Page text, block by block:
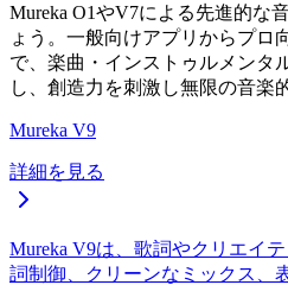
Mureka O1やV7による先進的な
ょう。一般向けアプリからプロ
で、楽曲・インストゥルメンタ
し、創造力を刺激し無限の音楽
Mureka V9
詳細を見る
Mureka V9は、歌詞やクリエイ
詞制御、クリーンなミックス、